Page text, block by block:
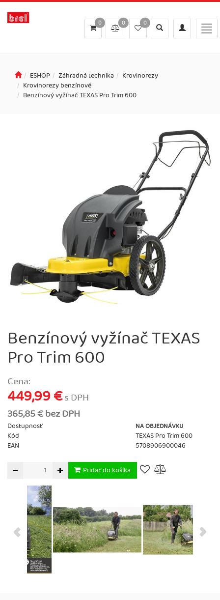
Toggle
navigation
Toggle
search
0
0
0
ESHOP Záhradná technika
Krovinorezy
Krovinorezy benzínové
Benzínový vyžínač TEXAS Pro Trim 600
Benzínový vyžínač TEXAS
Pro Trim 600
Cena:
449,99 €s DPH
365,85 € bez DPH
Dostupnosť NA OBJEDNÁVKU
Kód
TEXAS Pro Trim 600
EAN
5708906900046
Pridať do košíka